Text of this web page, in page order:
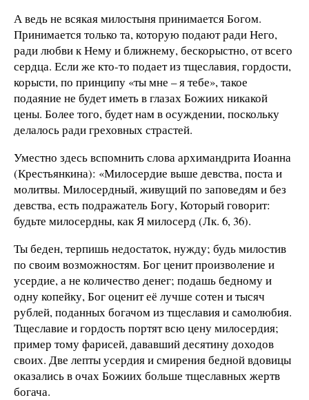
А ведь не всякая милостыня принимается Богом.
Принимается только та, которую подают ради Него,
ради любви к Нему и ближнему, бескорыстно, от всего
сердца. Если же кто-то подает из тщеславия, гордости,
корысти, по принципу «ты мне – я тебе», такое
подаяние не будет иметь в глазах Божиих никакой
цены. Более того, будет нам в осуждении, поскольку
делалось ради греховных страстей.
Уместно здесь вспомнить слова архимандрита Иоанна
(Крестьянкина): «Милосердие выше девства, поста и
молитвы. Милосердный, живущий по заповедям и без
девства, есть подражатель Богу, Который говорит:
будьте милосердны, как Я милосерд (Лк. 6, 36).
Ты беден, терпишь недостаток, нужду; будь милостив
по своим возможностям. Бог ценит произволение и
усердие, а не количество денег; подашь бедному и
одну копейку, Бог оценит её лучше сотен и тысяч
рублей, поданных богачом из тщеславия и самолюбия.
Тщеславие и гордость портят всю цену милосердия;
пример тому фарисей, дававший десятину доходов
своих. Две лепты усердия и смирения бедной вдовицы
оказались в очах Божиих больше тщеславных жертв
богача.